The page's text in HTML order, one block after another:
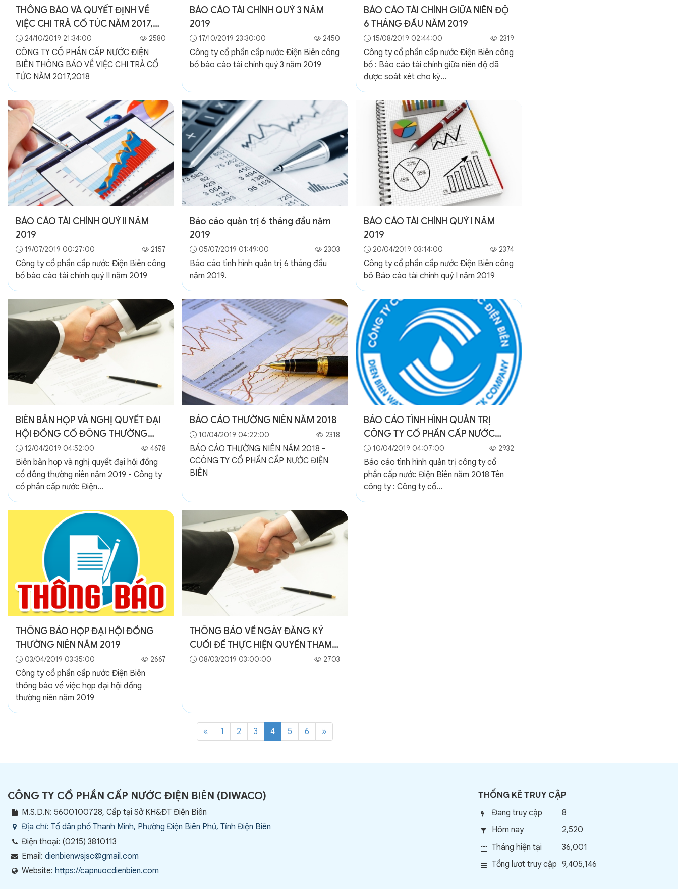
THÔNG BÁO VÀ QUYẾT ĐỊNH VỀ
VIỆC CHI TRẢ CỔ TÚC NĂM 2017,
201824/10/2019 21:34:00 2580
CÔNG TY CỔ PHẦN CẤP NƯỚC ĐIỆN
BIÊN THÔNG BÁO VỀ VIỆC CHI TRẢ CỔ
TỨC NĂM 2017,2018
BÁO CÁO TÀI CHÍNH QUÝ 3 NĂM
2019
17/10/2019 23:30:00 2450
Công ty cổ phần cấp nước Điện Biên công
bố báo cáo tài chính quý 3 năm 2019
BÁO CÁO TÀI CHÍNH GIỮA NIÊN ĐỘ
6 THÁNG ĐẦU NĂM 2019
15/08/2019 02:44:00 2319
Công ty cổ phần cấp nước Điện Biên công
bố : Báo cáo tài chính giữa niên độ đã
được soát xét cho kỳ...
BÁO CÁO TÀI CHÍNH QUÝ II NĂM
2019
19/07/2019 00:27:00 2157
Công ty cổ phần cấp nước Điện Biên công
bố báo cáo tài chính quý II năm 2019
Báo cáo quản trị 6 tháng đầu năm
2019
05/07/2019 01:49:00 2303
Báo cáo tình hình quản trị 6 tháng đầu
năm 2019.
BÁO CÁO TÀI CHÍNH QUÝ I NĂM
2019
20/04/2019 03:14:00 2374
Công ty cổ phần cấp nước Điện Biên công
bô Báo cáo tài chính quý I năm 2019
BIÊN BẢN HỌP VÀ NGHỊ QUYẾT ĐẠI
HỘI ĐỒNG CỔ ĐÔNG THƯỜNG
NIÊN NĂM 2019
12/04/2019 04:52:00 4678
Biên bản họp và nghị quyết đại hội đồng
cổ đông thường niên năm 2019 - Công ty
cổ phần cấp nước Điện...
BÁO CÁO THƯỜNG NIÊN NĂM 2018
10/04/2019 04:22:00 2318
BÁO CÁO THƯỜNG NIÊN NĂM 2018 -
CCÔNG TY CỔ PHẦN CẤP NƯỚC ĐIỆN
BIÊN
BÁO CÁO TÌNH HÌNH QUẢN TRỊ
CÔNG TY CỔ PHẦN CẤP NƯỚC
ĐIỆN BIÊN NĂM 2018
10/04/2019 04:07:00 2932
Báo cáo tình hình quản trị công ty cổ
phần cấp nước Điện Biên năm 2018 Tên
công ty : Công ty cổ...
THÔNG BÁO HỌP ĐẠI HỘI ĐỒNG
THƯỜNG NIÊN NĂM 2019
03/04/2019 03:35:00 2667
Công ty cổ phần cấp nước Điện Biên
thông báo về việc họp đại hội đồng
thường niên năm 2019
THÔNG BÁO VỀ NGÀY ĐĂNG KÝ
CUỐI ĐỂ THỰC HIỆN QUYỀN THAM
DỰ HỌP ĐẠI HỘI ĐỒNG CỔ ĐÔNG
08/03/2019 03:00:00 2703
« 1 2 3 4 5 6 »
CÔNG TY CỔ PHẦN CẤP NƯỚC ĐIỆN BIÊN (DIWACO)
M.S.D.N: 5600100728, Cấp tại Sở KH&ĐT Điện Biên
Địa chỉ: Tổ dân phố Thanh Minh, Phường Điện Biên Phủ, Tỉnh Điện Biên
Điện thoại: (0215) 3810113
Email: dienbienwsjsc@gmail.com
Website: https://capnuocdienbien.com
THỐNG KÊ TRUY CẬP
Đang truy cập
8
Hôm nay
2,520
Tháng hiện tại
36,001
Tổng lượt truy cập 9,405,146